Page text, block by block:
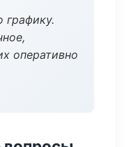
графику.
оперативно